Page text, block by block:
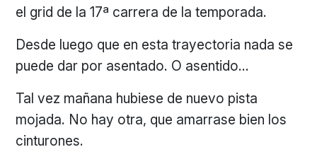
el grid de la 17ª carrera de la temporada.
Desde luego que en esta trayectoria nada se
puede dar por asentado. O asentido…
Tal vez mañana hubiese de nuevo pista
mojada. No hay otra, que amarrase bien los
cinturones.